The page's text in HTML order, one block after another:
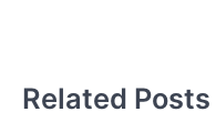
Related Posts